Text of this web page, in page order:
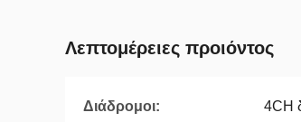
Λεπτομέρειες προιόντος
Διάδρομοι: 4CH